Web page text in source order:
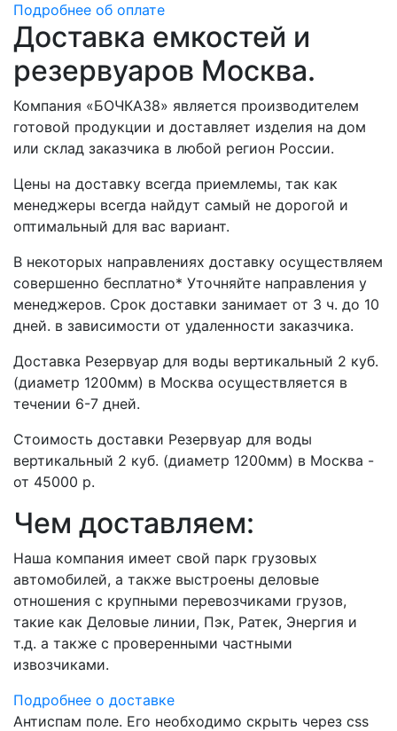
Подробнее об оплате
Доставка емкостей и
резервуаров Москва.
Компания «БОЧКА38» является производителем
готовой продукции и доставляет изделия на дом
или склад заказчика в любой регион России.
Цены на доставку всегда приемлемы, так как
менеджеры всегда найдут самый не дорогой и
оптимальный для вас вариант.
В некоторых направлениях доставку осуществляем
совершенно бесплатно* Уточняйте направления у
менеджеров. Срок доставки занимает от 3 ч. до 10
дней. в зависимости от удаленности заказчика.
Доставка Резервуар для воды вертикальный 2 куб.
(диаметр 1200мм) в Москва осуществляется в
течении 6-7 дней.
Стоимость доставки Резервуар для воды
вертикальный 2 куб. (диаметр 1200мм) в Москва -
от 45000 р.
Чем доставляем:
Наша компания имеет свой парк грузовых
автомобилей, а также выстроены деловые
отношения с крупными перевозчиками грузов,
такие как Деловые линии, Пэк, Ратек, Энергия и
т.д. а также с проверенными частными
извозчиками.
Подробнее о доставке
Антиспам поле. Его необходимо скрыть через css